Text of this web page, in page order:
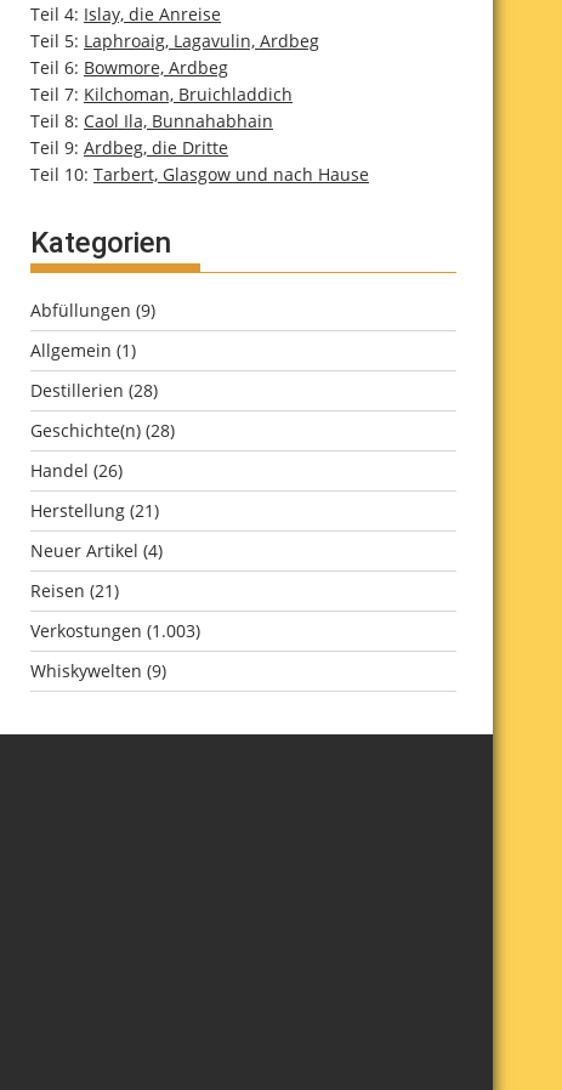
Teil 4: Islay, die Anreise
Teil 5: Laphroaig, Lagavulin, Ardbeg
Teil 6: Bowmore, Ardbeg
Teil 7: Kilchoman, Bruichladdich
Teil 8: Caol Ila, Bunnahabhain
Teil 9: Ardbeg, die Dritte
Teil 10: Tarbert, Glasgow und nach Hause
Kategorien
Abfüllungen (9)
Allgemein (1)
Destillerien (28)
Geschichte(n) (28)
Handel (26)
Herstellung (21)
Neuer Artikel (4)
Reisen (21)
Verkostungen (1.003)
Whiskywelten (9)